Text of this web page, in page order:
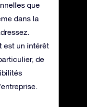
que
dans la
est un intérêt
de